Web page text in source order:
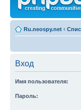
Ru.neospy.net ‹
Вход
Имя пользователя:
Пароль: